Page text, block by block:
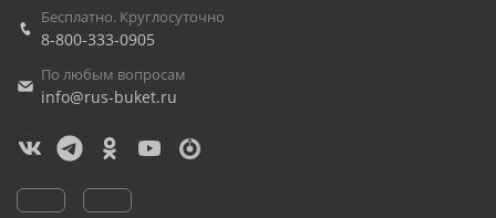
Бесплатно. Круглосуточно
8-800-333-0905
По любым вопросам
info@rus-buket.ru